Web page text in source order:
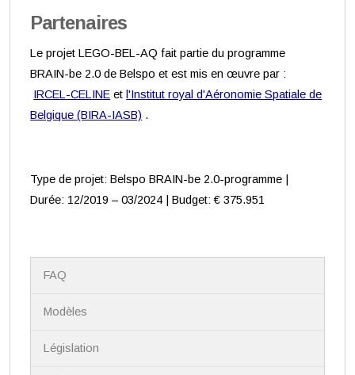
Partenaires
Le projet LEGO-BEL-AQ fait partie du programme
BRAIN-be 2.0 de Belspo et est mis en œuvre par :
IRCEL-CELINE et l'Institut royal d'Aéronomie Spatiale de
Belgique (BIRA-IASB) .
Type de projet: Belspo BRAIN-be 2.0-programme |
Durée: 12/2019 – 03/2024 | Budget: € 375.951
FAQ
Modèles
Législation